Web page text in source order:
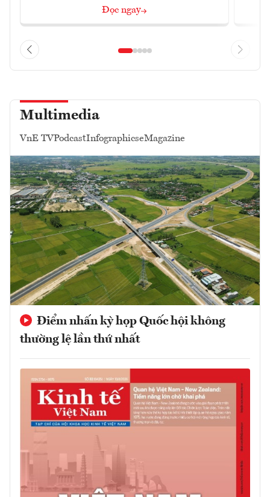
Đọc ngay
Multimedia
VnE TVPodcastInfographicseMagazine
Điểm nhấn kỳ họp Quốc hội không
thường lệ lần thứ nhất